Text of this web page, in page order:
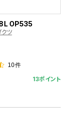
OP535
クツ
10件
13ポイント